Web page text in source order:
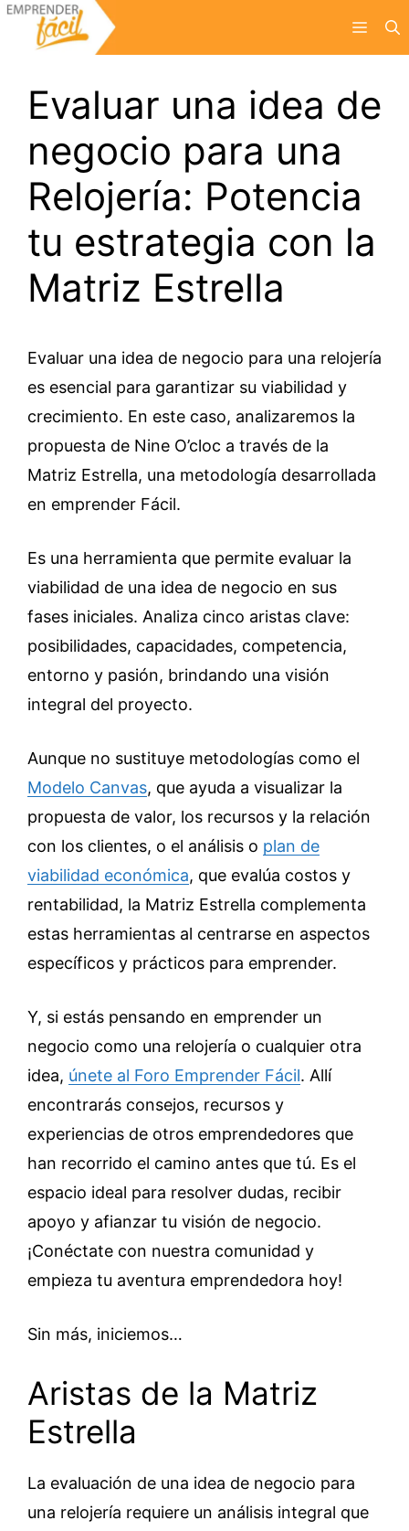
Saltar
Menú
Evaluar una idea de
negocio para una
Relojería: Potencia
tu estrategia con la
Matriz Estrella
Evaluar una idea de negocio para una relojería
es esencial para garantizar su viabilidad y
crecimiento. En este caso, analizaremos la
propuesta de Nine O’cloc a través de la
Matriz Estrella, una metodología desarrollada
en emprender Fácil.
Es una herramienta que permite evaluar la
viabilidad de una idea de negocio en sus
fases iniciales. Analiza cinco aristas clave:
posibilidades, capacidades, competencia,
entorno y pasión, brindando una visión
integral del proyecto.
Aunque no sustituye metodologías como el
Modelo Canvas, que ayuda a visualizar la
propuesta de valor, los recursos y la relación
con los clientes, o el análisis o plan de
viabilidad económica, que evalúa costos y
rentabilidad, la Matriz Estrella complementa
estas herramientas al centrarse en aspectos
específicos y prácticos para emprender.
Y, si estás pensando en emprender un
negocio como una relojería o cualquier otra
idea, únete al Foro Emprender Fácil. Allí
encontrarás consejos, recursos y
experiencias de otros emprendedores que
han recorrido el camino antes que tú. Es el
espacio ideal para resolver dudas, recibir
apoyo y afianzar tu visión de negocio.
¡Conéctate con nuestra comunidad y
empieza tu aventura emprendedora hoy!
Sin más, iniciemos…
Aristas de la Matriz
Estrella
La evaluación de una idea de negocio para
una relojería requiere un análisis integral que